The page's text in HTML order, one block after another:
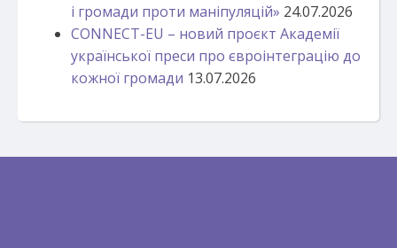
і громади проти маніпуляцій» 24.07.2026
CONNECT-EU – новий проєкт Академії
української преси про євроінтеграцію до
кожної громади 13.07.2026